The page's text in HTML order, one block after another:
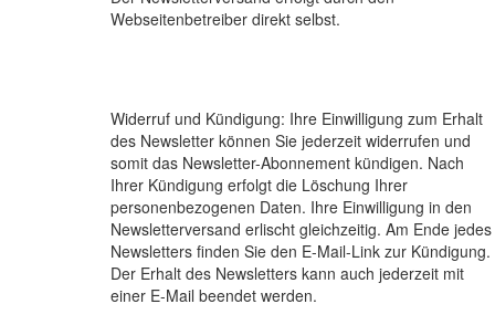
Webseitenbetreiber direkt selbst.
Widerruf und Kündigung: Ihre Einwilligung zum Erhalt
des Newsletter können Sie jederzeit widerrufen und
somit das Newsletter-Abonnement kündigen. Nach
Ihrer Kündigung erfolgt die Löschung Ihrer
personenbezogenen Daten. Ihre Einwilligung in den
Newsletterversand erlischt gleichzeitig. Am Ende jedes
Newsletters finden Sie den E-Mail-Link zur Kündigung.
Der Erhalt des Newsletters kann auch jederzeit mit
einer E-Mail beendet werden.